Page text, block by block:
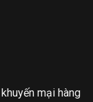
mại hàng